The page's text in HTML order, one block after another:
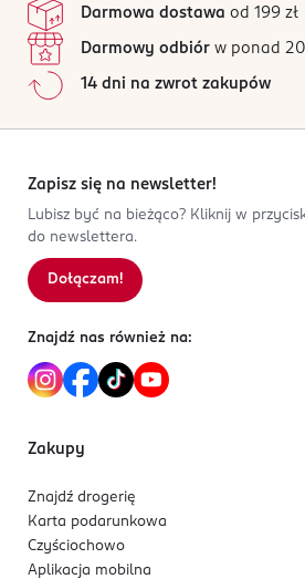
zębów.
Atrakcyjny, wytrzymały i
inspirowany sprzętem sportowym.
skierowana do szerokiej grupy
skutecznego oraz precyzyjnego
Pb. 423 Skoyen 423
0213
Oslo
info@orkla.no
Kod EAN
7 046110 054482
Wszystkie opinie są
4
2
1
Sortowanie wg
Darmowa dostawa od 199 zł
Darmowy odbiór w ponad
14 dni na zwrot zakupów
Zapisz się na newsletter!
Lubisz być na bieżąco? Kliknij w
do newslettera.
Dołączam!
Znajdź nas również na:
Zakupy
Znajdź drogerię
Karta podarunkowa
Czyściochowo
Aplikacja mobilna